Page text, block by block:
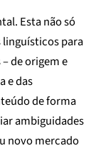
Esta não só
linguísticos para
de origem e
e das
de forma
ambiguidades
novo mercado